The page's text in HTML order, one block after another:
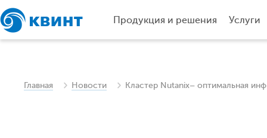
Продукция и решения Услуги
Главная Новости Кластер Nutanix– оптимальная